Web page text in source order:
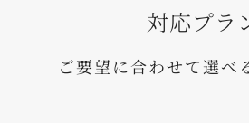
対応プラ
ご要望に合わせて選べ